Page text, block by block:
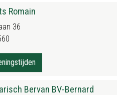
Romain
36
Bervan BV-Bernard